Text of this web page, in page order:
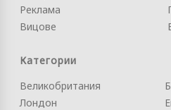
Реклама
Вицове
Категории
Великобритания
Лондон